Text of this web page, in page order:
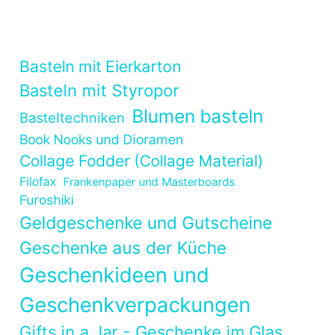
Basteln mit Eierkarton
Basteln mit Styropor
Basteltechniken Blumen basteln
Book Nooks und Dioramen
Collage Fodder (Collage Material)
Filofax Frankenpaper und Masterboards
Furoshiki
Geldgeschenke und Gutscheine
Geschenke aus der Küche
Geschenkideen und
Geschenkverpackungen